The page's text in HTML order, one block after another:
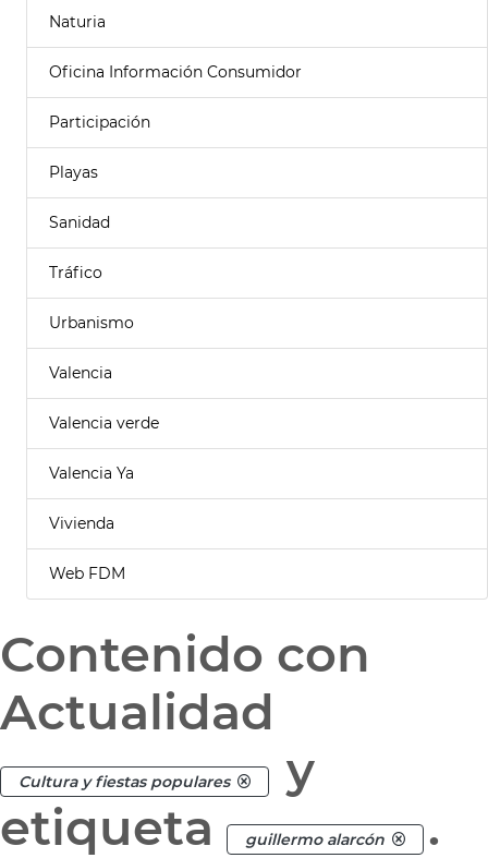
Naturia
Oficina Información Consumidor
Participación
Playas
Sanidad
Tráfico
Urbanismo
Valencia
Valencia verde
Valencia Ya
Vivienda
Web FDM
Contenido con
Actualidad
Cultura y fiestas populares
y
etiqueta
guillermo alarcón .